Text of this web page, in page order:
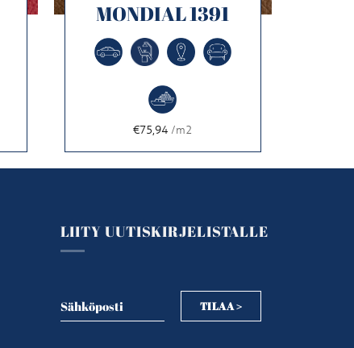
MONDIAL 1391
€75,94 /m2
LIITY UUTISKIRJELISTALLE
Sähköposti
Sähköposti TILAA >